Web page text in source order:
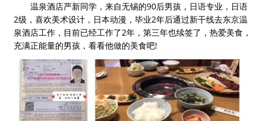
温泉酒店严新同学，来自无锡的90后男孩，日语专业，日语
2级，喜欢美术设计，日本动漫，毕业2年后通过新干线去东京温
泉酒店工作，目前已经工作了2年，第三年也续签了，热爱美食，
充满正能量的男孩，看看他做的美食吧!